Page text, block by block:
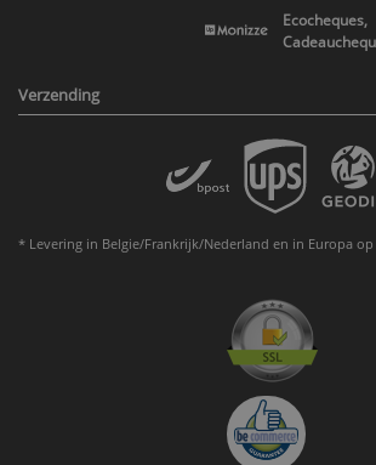
Ecocheques,
Verzending
* Levering in Belgie/Frankrijk/Nederland en in Europa